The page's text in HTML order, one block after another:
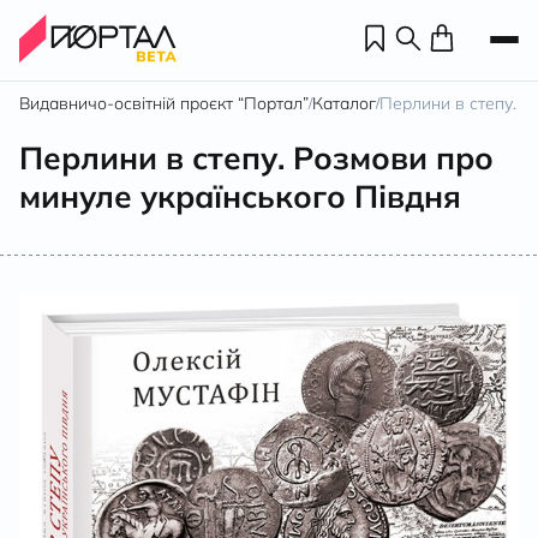
Видавничо-освітній проєкт “Портал”/Каталог/Перлини в степу.
Перлини в степу. Розмови про
минуле українського Півдня